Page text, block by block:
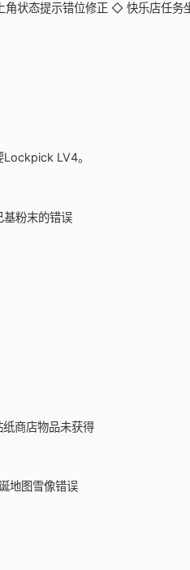
状态提示错位修正 ◇ 快乐店任务
LV4。
粉末的错误
商店物品未获得
地图雪像错误